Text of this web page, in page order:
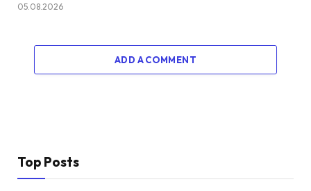
05.08.2026
ADD A COMMENT
Top Posts